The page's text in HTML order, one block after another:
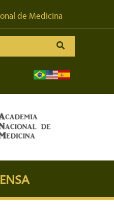
de Medicina